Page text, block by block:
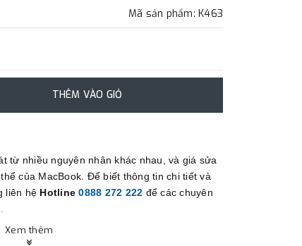
Mã sản phẩm: K463
THÊM VÀO GIỎ
từ nhiều nguyên nhân khác nhau, và giá sửa
của MacBook. Để biết thông tin chi tiết và
liên hệ Hotline 0888 272 222 để các chuyên
Xem thêm